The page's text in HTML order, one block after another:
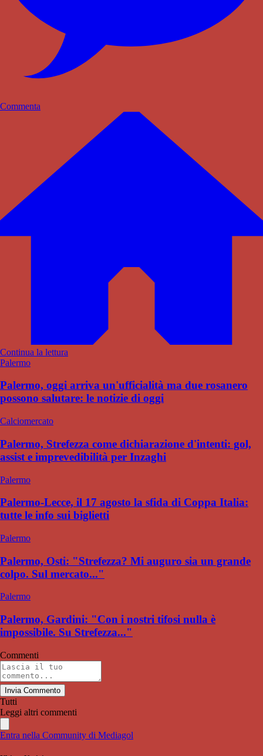
Commenta
Continua la lettura
Palermo
Palermo, oggi arriva un'ufficialità ma due rosanero
possono salutare: le notizie di oggi
Calciomercato
Palermo, Strefezza come dichiarazione d'intenti: gol,
assist e imprevedibilità per Inzaghi
Palermo
Palermo-Lecce, il 17 agosto la sfida di Coppa Italia:
tutte le info sui biglietti
Palermo
Palermo, Osti: "Strefezza? Mi auguro sia un grande
colpo. Sul mercato..."
Palermo
Palermo, Gardini: "Con i nostri tifosi nulla è
impossibile. Su Strefezza..."
Commenti
Invia Commento
Tutti
Leggi altri commenti
Entra nella Community di Mediagol